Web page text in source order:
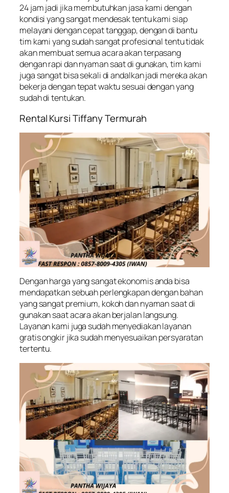
24 jam jadi jika membutuhkan jasa kami dengan
kondisi yang sangat mendesak tentu kami siap
melayani dengan cepat tanggap, dengan di bantu
tim kami yang sudah sangat profesional tentu tidak
akan membuat semua acara akan terpasang
dengan rapi dan nyaman saat di gunakan, tim kami
juga sangat bisa sekali di andalkan jadi mereka akan
bekerja dengan tepat waktu sesuai dengan yang
sudah di tentukan.
Rental Kursi Tiffany Termurah
Dengan harga yang sangat ekonomis anda bisa
mendapatkan sebuah perlengkapan dengan bahan
yang sangat premium, kokoh dan nyaman saat di
gunakan saat acara akan berjalan langsung.
Layanan kami juga sudah menyediakan layanan
gratis ongkir jika sudah menyesuaikan persyaratan
tertentu.